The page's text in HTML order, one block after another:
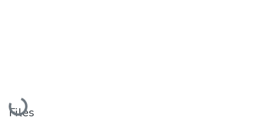
Loading...
Files